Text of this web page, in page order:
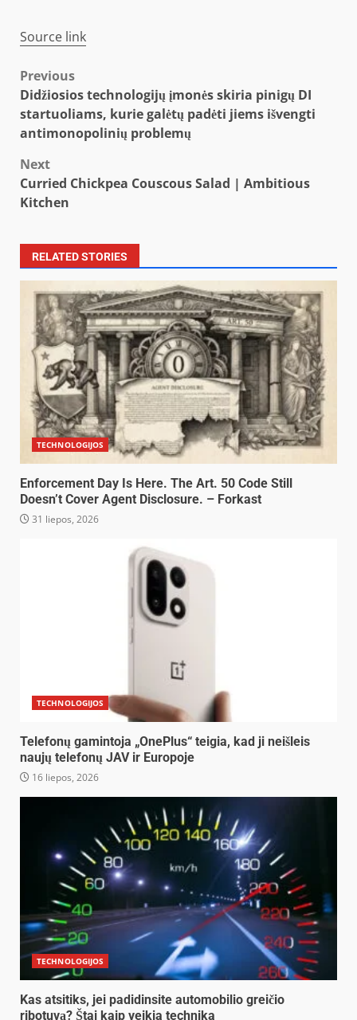
Source link
Post
navigation
Previous
Didžiosios technologijų įmonės skiria pinigų DI
startuoliams, kurie galėtų padėti jiems išvengti
antimonopolinių problemų
Next
Curried Chickpea Couscous Salad | Ambitious
Kitchen
RELATED STORIES
TECHNOLOGIJOS
Enforcement Day Is Here. The Art. 50 Code Still
Doesn’t Cover Agent Disclosure. – Forkast
31 liepos, 2026
TECHNOLOGIJOS
Telefonų gamintoja „OnePlus“ teigia, kad ji neišleis
naujų telefonų JAV ir Europoje
16 liepos, 2026
TECHNOLOGIJOS
Kas atsitiks, jei padidinsite automobilio greičio
ribotuvą? Štai kaip veikia technika